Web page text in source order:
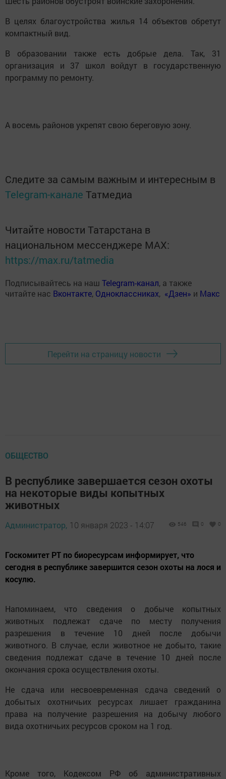
В целях благоустройства жилья 14 объектов обретут
компактный вид.
В образовании также есть добрые дела. Так, 31
организация и 37 школ войдут в государственную
программу по ремонту.
А восемь районов укрепят свою береговую зону.
Следите за самым важным и интересным в
Telegram-канале Татмедиа
Читайте новости Татарстана в
национальном мессенджере MАХ:
https://max.ru/tatmedia
Подписывайтесь на наш Telegram-канал, а также
читайте нас Вконтакте, Одноклассниках, «Дзен» и Макс
Перейти на страницу новости
ОБЩЕСТВО
В республике завершается сезон охоты
на некоторые виды копытных
животных
Администратор, 10 января 2023 - 14:07 546 0 0
Госкомитет РТ по биоресурсам информирует, что
сегодня в республике завершится сезон охоты на лося и
косулю.
Напоминаем, что сведения о добыче копытных
животных подлежат сдаче по месту получения
разрешения в течение 10 дней после добычи
животного. В случае, если животное не добыто, такие
сведения подлежат сдаче в течение 10 дней после
окончания срока осуществления охоты.
Не сдача или несвоевременная сдача сведений о
добытых охотничьих ресурсах лишает гражданина
права на получение разрешения на добычу любого
вида охотничьих ресурсов сроком на 1 год.
Кроме того, Кодексом РФ об административных